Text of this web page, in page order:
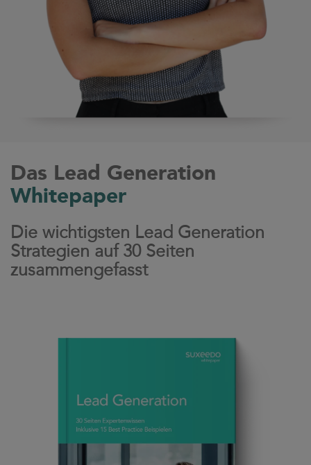
Das Lead Generation
Whitepaper
Die wichtigsten Lead Generation
Strategien auf 30 Seiten
zusammengefasst